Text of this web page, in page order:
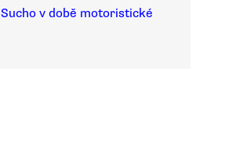
Sucho v době motoristické